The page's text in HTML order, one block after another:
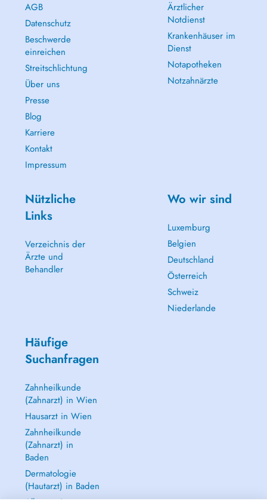
AGB
Datenschutz
Beschwerde
einreichen
Streitschlichtung
Über uns
Presse
Blog
Karriere
Kontakt
Impressum
Ärztlicher
Notdienst
Krankenhäuser im
Dienst
Notapotheken
Notzahnärzte
Nützliche
Links
Verzeichnis der
Ärzte und
Behandler
Wo wir sind
Luxemburg
Belgien
Deutschland
Österreich
Schweiz
Niederlande
Häufige
Suchanfragen
Zahnheilkunde
(Zahnarzt) in Wien
Hausarzt in Wien
Zahnheilkunde
(Zahnarzt) in
Baden
Dermatologie
(Hautarzt) in Baden